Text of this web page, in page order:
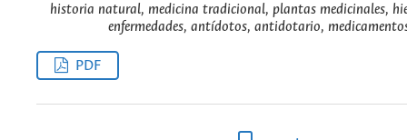
historia natural, medicina tradicional, plantas medicinales,
enfermedades, antídotos, antidotario,
PDF